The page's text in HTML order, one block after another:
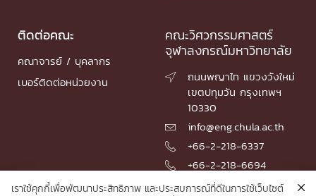
ติดต่อคณะ
คณาจารย์ / บุคลากร
เบอร์ติดต่อหน่วยงาน
คณะวิศวกรรมศาสตร์
จุฬาลงกรณ์มหาวิทยาลัย

ถนนพญาไท แขวงวังใหม่
เขตปทุมวัน กรุงเทพฯ
10330
 info@eng.chula.ac.th
 +66-2-218-6337
 +66-2-218-6694
เราใช้คุกกี้เพื่อพัฒนาประสิทธิภาพ และประสบการณ์ที่ดีในการใช้เว็บไซต์